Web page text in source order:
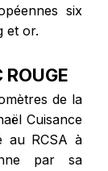
six
et or.
ROUGE
de la
Cuisance
au RCSA à
par sa